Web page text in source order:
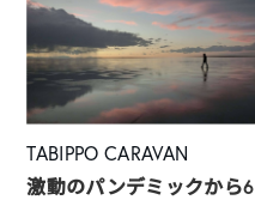
TABIPPO CARAVAN
激動のパンデミックから6